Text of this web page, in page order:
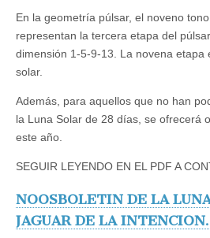
En la geometría púlsar, el noveno
representan la tercera etapa del
dimensión 1-5-9-13. La novena etapa
solar.
Además, para aquellos que no han
la Luna Solar de 28 días, se ofrecerá
este año.
SEGUIR LEYENDO EN EL PDF A
NOOSBOLETIN DE LA
JAGUAR DE LA